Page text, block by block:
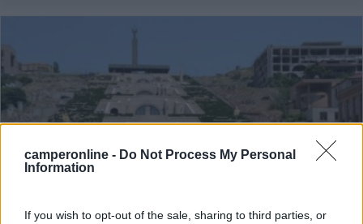
camperonline - Do Not Process My Personal
Information
If you wish to opt-out of the sale, sharing to third parties, or